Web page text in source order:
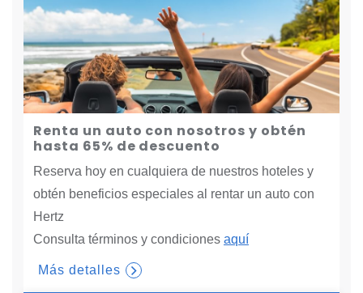
Renta un auto con nosotros y obtén
hasta 65% de descuento
Reserva hoy en cualquiera de nuestros hoteles y
obtén beneficios especiales al rentar un auto con
Hertz
Consulta términos y condiciones aquí
Más detalles